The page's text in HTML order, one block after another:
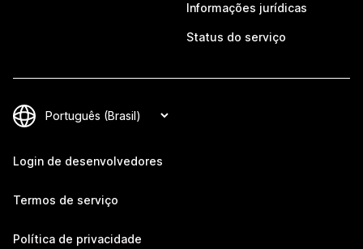
Informações jurídicas
Status do serviço
Login de desenvolvedores
Termos de serviço
Política de privacidade